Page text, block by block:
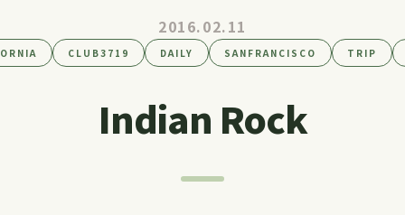
2016.02.11
CLUB3719 DAILY SANFRANCISCO TRIP
Indian Rock